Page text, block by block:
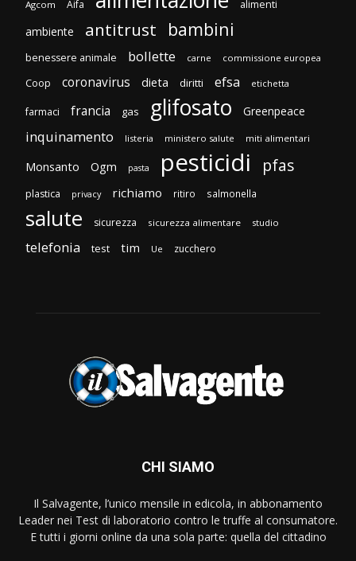
Agcom Aifa alimenti
ambiente antitrust bambini
benessere animale bollette carne commissione europea
Coop coronavirus dieta diritti efsa etichetta
farmaci francia gas glifosato Greenpeace
inquinamento listeria ministero salute miti alimentari
Monsanto Ogm pasta pesticidi pfas
plastica privacy richiamo ritiro salmonella
salute sicurezza sicurezza alimentare studio
telefonia test tim Ue zucchero
CHI SIAMO
Il Salvagente, l’unico mensile in edicola, in abbonamento
Leader nei Test di laboratorio contro le truffe al consumatore.
E tutti i giorni online da una sola parte: quella del cittadino